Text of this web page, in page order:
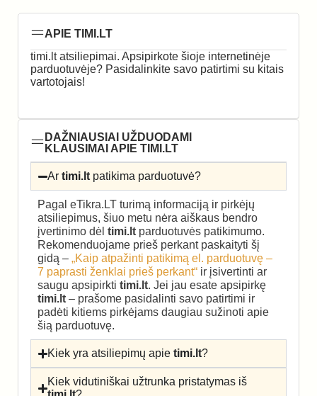
APIE TIMI.LT
timi.lt atsiliepimai. Apsipirkote šioje internetinėje
parduotuvėje? Pasidalinkite savo patirtimi su kitais
vartotojais!
DAŽNIAUSIAI UŽDUODAMI
KLAUSIMAI APIE TIMI.LT
Artimi.lt patikima parduotuvė?
Pagal eTikra.LT turimą informaciją ir pirkėjų
atsiliepimus, šiuo metu nėra aiškaus bendro
įvertinimo dėl timi.lt parduotuvės patikimumo.
Rekomenduojame prieš perkant paskaityti šį
gidą – „Kaip atpažinti patikimą el. parduotuvę –
7 paprasti ženklai prieš perkant“ ir įsivertinti ar
saugu apsipirkti timi.lt. Jei jau esate apsipirkę
timi.lt – prašome pasidalinti savo patirtimi ir
padėti kitiems pirkėjams daugiau sužinoti apie
šią parduotuvę.
Kiek yra atsiliepimų apietimi.lt?
Kiek vidutiniškai užtrunka pristatymas iš